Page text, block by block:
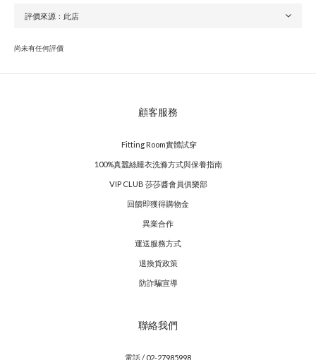
尚未有任何評價
顧客服務
Fitting Room實體試穿
100%真蠶絲睡衣洗滌方式與保養指南
VIP CLUB 莎莎醬會員俱樂部
回饋即獲得購物金
異業合作
運送服務方式
退換貨政策
防詐騙宣導
聯絡我們
電話 / 02-27985998